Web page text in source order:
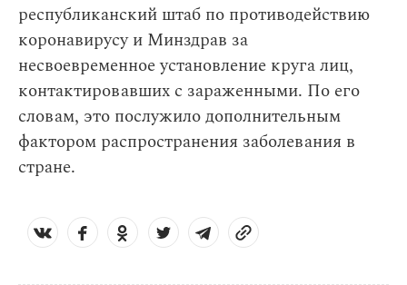
республиканский штаб по противодействию
коронавирусу и Минздрав за
несвоевременное установление круга лиц,
контактировавших с зараженными. По его
словам, это послужило дополнительным
фактором распространения заболевания в
стране.